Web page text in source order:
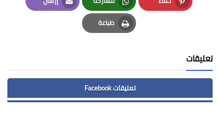
Pinterest
Whatsapp
Email
طباعة
Print
تعليقات
تعليقات Facebook